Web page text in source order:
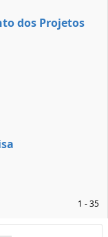
dos Projetos
1 - 35